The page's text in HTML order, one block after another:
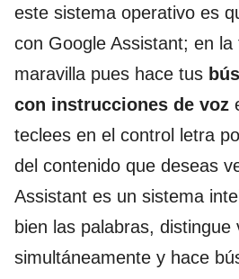
este sistema operativo es
con Google Assistant; en
maravilla pues hace tus
con instrucciones de voz
teclees en el control letra
del contenido que deseas
Assistant es un sistema
bien las palabras, distingue
simultáneamente y hace